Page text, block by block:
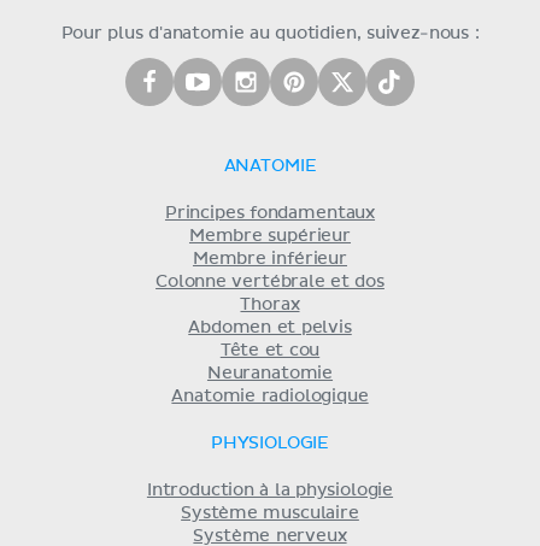
Pour plus d'anatomie au quotidien, suivez-nous :
ANATOMIE
Principes fondamentaux
Membre supérieur
Membre inférieur
Colonne vertébrale et dos
Thorax
Abdomen et pelvis
Tête et cou
Neuranatomie
Anatomie radiologique
PHYSIOLOGIE
Introduction à la physiologie
Système musculaire
Système nerveux